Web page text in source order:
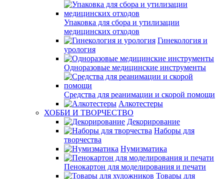
Упаковка для сбора и утилизации
медицинских отходов
Гинекология и
урология
Одноразовые медицинские инструменты
Средства для реанимации и скорой помощи
Алкотестеры
ХОББИ И ТВОРЧЕСТВО
Декорирование
Наборы для
творчества
Нумизматика
Пенокартон для моделирования и печати
Товары для